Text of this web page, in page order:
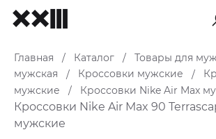
Главная / Каталог / Товары для
мужская
/ Кроссовки мужские /
мужские
/ Кроссовки Nike Air Max
Кроссовки Nike Air Max 90
мужские